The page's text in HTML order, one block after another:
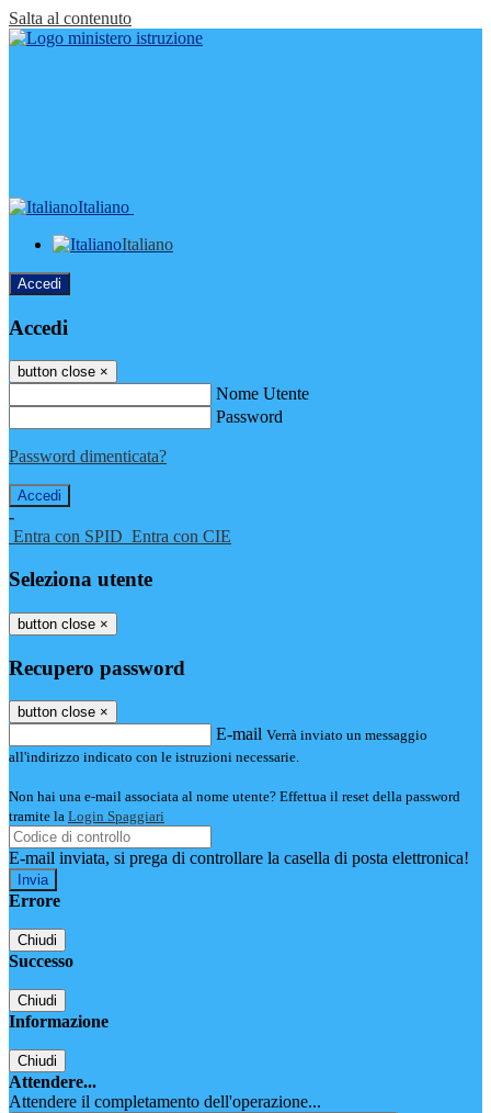
Salta al contenuto
Italiano
Italiano
Accedi
Accedi
button close ×
Nome Utente
Password
Password dimenticata?
-
Entra con SPID Entra con CIE
Seleziona utente
button close ×
Recupero password
button close ×
E-mail Verrà inviato un messaggio
all'indirizzo indicato con le istruzioni necessarie.
Non hai una e-mail associata al nome utente? Effettua il reset della password
tramite la Login Spaggiari
E-mail inviata, si prega di controllare la casella di posta elettronica!
Errore
Chiudi
Successo
Chiudi
Informazione
Chiudi
Attendere...
Attendere il completamento dell'operazione...